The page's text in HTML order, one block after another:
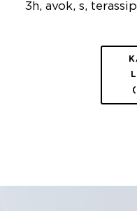
3h, avok, s,